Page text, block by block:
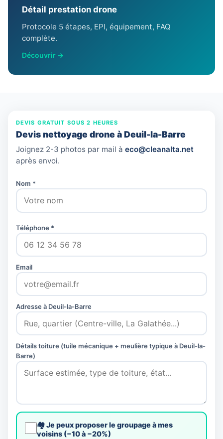
Détail prestation drone
Protocole 5 étapes, EPI, équipement, FAQ
complète.
Découvrir →
DEVIS GRATUIT SOUS 2 HEURES
Devis nettoyage drone à Deuil-la-Barre
Joignez 2-3 photos par mail à eco@cleanalta.net
après envoi.
Nom *
Téléphone *
Email
Adresse à Deuil-la-Barre
Détails toiture (tuile mécanique + meulière typique à Deuil-la-
Barre)
🏘️ Je peux proposer le groupage à mes
voisins (−10 à −20%)